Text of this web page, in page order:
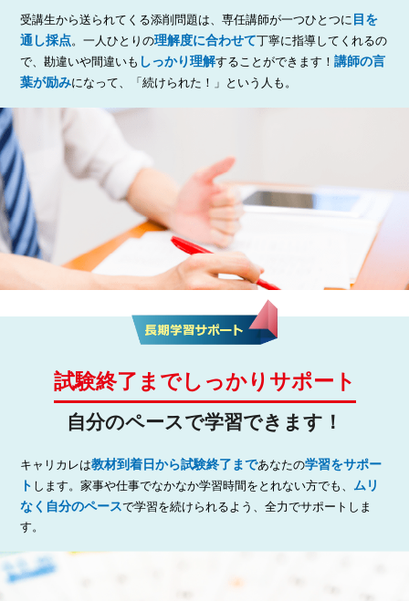
受講生から送られてくる添削問題は、専任講師が一つひとつに 目を
通し採点。一人ひとりの理解度に合わせて丁寧に指導してくれるの
で、勘違いや間違いも しっかり理解することができます！講師の言
葉が励みになって、「続けられた！」という人も。
試験終了までしっかりサポート
自分のペースで学習できます！
キャリカレは教材到着日から試験終了まであなたの学習をサポー
ト します。家事や仕事でなかなか学習時間をとれない方でも、 ムリ
なく自分のペースで学習を続けられるよう、全力でサポートしま
す。